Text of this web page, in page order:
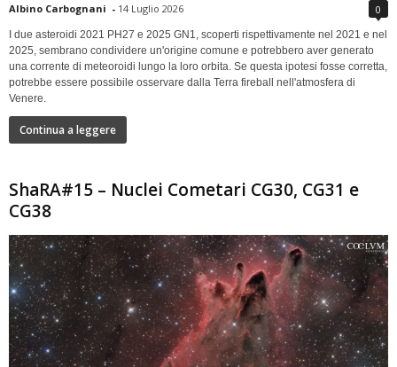
Albino Carbognani - 14 Luglio 2026 0
I due asteroidi 2021 PH27 e 2025 GN1, scoperti rispettivamente nel 2021 e nel
2025, sembrano condividere un'origine comune e potrebbero aver generato
una corrente di meteoroidi lungo la loro orbita. Se questa ipotesi fosse corretta,
potrebbe essere possibile osservare dalla Terra fireball nell'atmosfera di
Venere.
Continua a leggere
ShaRA#15 – Nuclei Cometari CG30, CG31 e
CG38